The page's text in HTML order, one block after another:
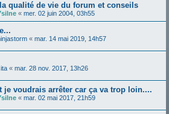
qualité de vie du forum et conseils
« mer. 02 juin 2004, 03h55
« mar. 14 mai 2019, 14h57
« mar. 28 nov. 2017, 13h26
je voudrais arrêter car ça va trop loin....
« mar. 02 mai 2017, 21h59